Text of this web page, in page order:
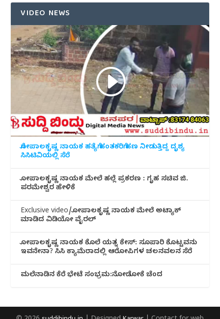
VIDEO NEWS
ಗೋಪಾಲಕೃಷ್ಣ ನಾಯಕ ಹತ್ಯೆಗೆ ಹಂತಕರಿಗೆ ಹಣ ನೀಡುತ್ತಿದ್ದ ದೃಶ್ಯ
ಸಿಸಿಟಿವಿಯಲ್ಲಿ ಸೆರೆ
ಗೋಪಾಲಕೃಷ್ಣ ನಾಯಕ ಮೇಲೆ ಹಲ್ಲೆ ಪ್ರಕರಣ : ಗೃಹ ಸಚಿವ ಜಿ.
ಪರಮೇಶ್ವರ ಹೇಳಿಕೆ
Exclusive video/ಗೋಪಾಲಕೃಷ್ಣ ನಾಯಕ ಮೇಲೆ ಅಟ್ಯಾಕ್
ಮಾಡಿದ ವಿಡಿಯೋ ವೈರಲ್
ಗೋಪಾಲಕೃಷ್ಣ ನಾಯಕ ಕೊಲೆ ಯತ್ನ ಕೇಸ್: ಸೂಪಾರಿ ಕೊಟ್ಟವನು
ಇವನೇನಾ? ಸಿಸಿ ಕ್ಯಾಮೆರಾದಲ್ಲಿ ಆರೋಪಿಗಳ ಚಲನವಲನ ಸೆರೆ
ಮಲೆನಾಡಿ‌ನ ಕೆರೆ ಭೇಟೆ ಸಂಭ್ರಮ:ನೋಡೋಕೆ ಚೆಂದ